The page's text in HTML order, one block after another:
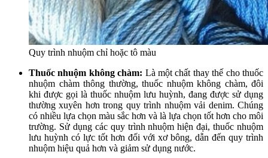
Quy trình nhuộm chỉ hoặc tô màu
Thuốc nhuộm không chàm: Là một chất thay thế cho thuốc
nhuộm chàm thông thường, thuốc nhuộm không chàm, đôi
khi được gọi là thuốc nhuộm lưu huỳnh, đang được sử dụng
thường xuyên hơn trong quy trình nhuộm vải denim. Chúng
có nhiều lựa chọn màu sắc hơn và là lựa chọn tốt hơn cho môi
trường. Sử dụng các quy trình nhuộm hiện đại, thuốc nhuộm
lưu huỳnh có lực tốt hơn đối với xơ bông, dẫn đến quy trình
nhuộm hiệu quả hơn và giảm sử dụng nước.